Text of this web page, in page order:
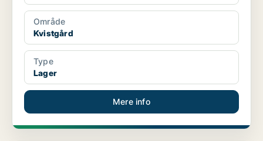
Område
Kvistgård
Type
Lager
Mere info